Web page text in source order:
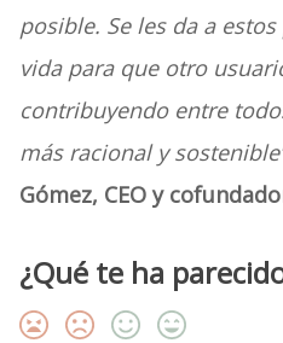
posible. Se les da a
vida para que otro
contribuyendo entre
más racional y
Gómez, CEO y
¿Qué te ha